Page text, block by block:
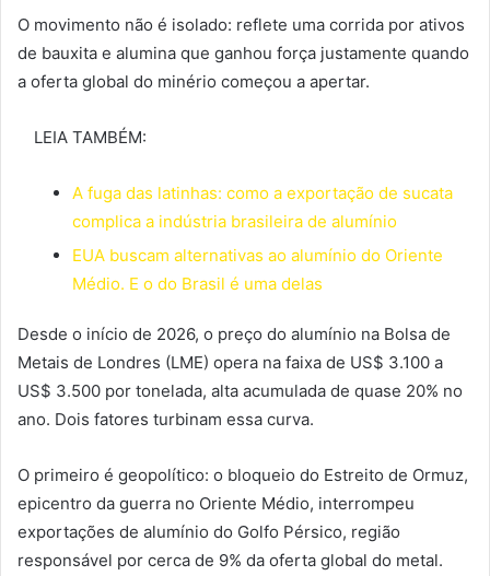
O movimento não é isolado: reflete uma corrida por ativos
de bauxita e alumina que ganhou força justamente quando
a oferta global do minério começou a apertar.
LEIA TAMBÉM:
A fuga das latinhas: como a exportação de sucata
complica a indústria brasileira de alumínio
EUA buscam alternativas ao alumínio do Oriente
Médio. E o do Brasil é uma delas
Desde o início de 2026, o preço do alumínio na Bolsa de
Metais de Londres (LME) opera na faixa de US$ 3.100 a
US$ 3.500 por tonelada, alta acumulada de quase 20% no
ano. Dois fatores turbinam essa curva.
O primeiro é geopolítico: o bloqueio do Estreito de Ormuz,
epicentro da guerra no Oriente Médio, interrompeu
exportações de alumínio do Golfo Pérsico, região
responsável por cerca de 9% da oferta global do metal.